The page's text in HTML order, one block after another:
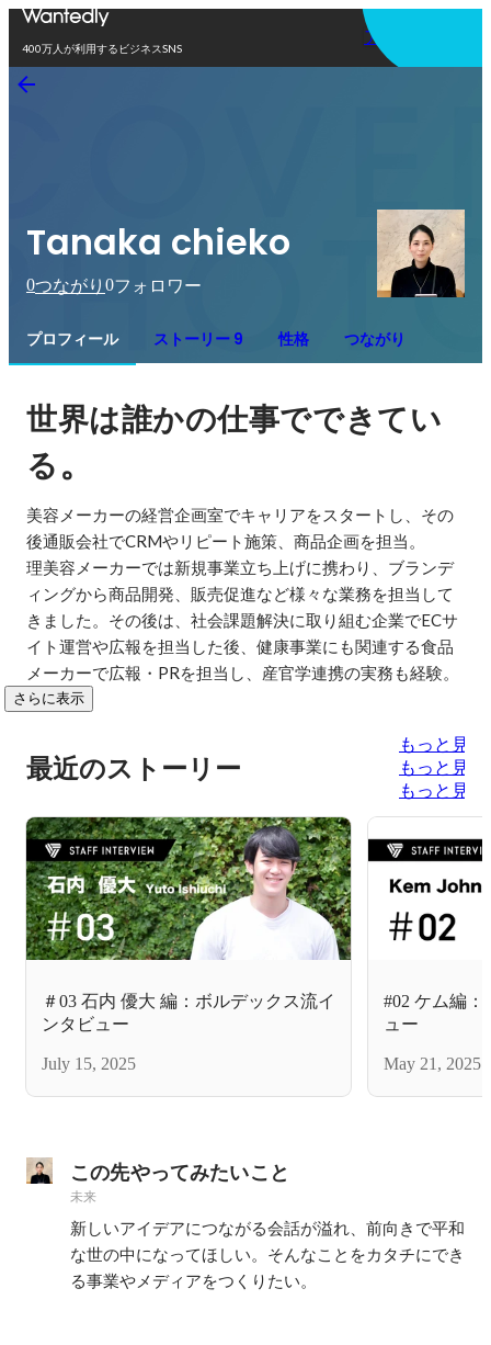
400万人が利用するビジネスSNS
アプリを使う
Tanaka chieko
0つながり 0フォロワー
プロフィール ストーリー 9 性格 つながり
世界は誰かの仕事でできてい
る。
美容メーカーの経営企画室でキャリアをスタートし、その
後通販会社でCRMやリピート施策、商品企画を担当。
理美容メーカーでは新規事業立ち上げに携わり、ブランデ
ィングから商品開発、販売促進など様々な業務を担当して
きました。その後は、社会課題解決に取り組む企業でECサ
イト運営や広報を担当した後、健康事業にも関連する食品
メーカーで広報・PRを担当し、産官学連携の実務も経験。
さらに表示
最近のストーリー
もっと見る
もっと見る
もっと見る
＃03 石内 優大 編：ボルデックス流イ
ンタビュー
July 15, 2025
#02 ケム編
ュー
May 21, 2025
この先やってみたいこと
未来
新しいアイデアにつながる会話が溢れ、前向きで平和
な世の中になってほしい。そんなことをカタチにでき
る事業やメディアをつくりたい。